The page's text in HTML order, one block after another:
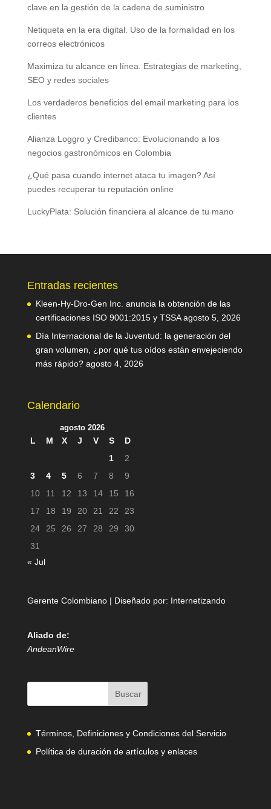
clave en la gestión de la cadena de suministro
Netiqueta en la era digital. Uso de la formalidad en los
correos electrónicos
Maximiza tu alcance en línea. Estrategias de marketing,
SEO y redes sociales
Los verdaderos beneficios del email marketing para los
clientes
Alianza Loggro y Credibanco: Evolucionando a los
negocios gastronómicos en Colombia
¿Qué pasa cuando internet ataca tu imagen? Así
puedes recuperar tu reputación online
LuckyPlata: Solución financiera al alcance de tu mano
Entradas recientes
Kleen-Hy-Dro-Gen Inc. anuncia la obtención de las
certificaciones ISO 9001:2015 y TSSA agosto 5, 2026
Día Internacional de la Juventud: la generación del
gran volumen, ¿por qué tus oídos están envejeciendo
más rápido? agosto 4, 2026
Calendario
agosto 2026
L M X J V S
D
1
2
3
4 5 6 7 8
9
10
11 12 13 14 15
16
17
18 19 20 21 22
23
24
25 26 27 28 29
30
31
« Jul
Gerente Colombiano | Diseñado por: Internetizando
Aliado de:
AndeanWire
Términos, Definiciones y Condiciones del Servicio
Política de duración de artículos y enlaces